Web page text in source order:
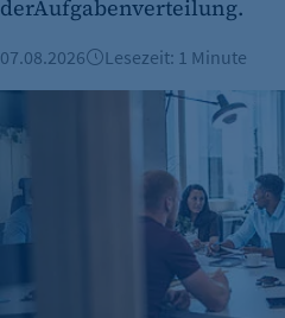
derAufgabenverteilung.
07.08.2026 Lesezeit: 1 Minute
Gründungszahlen steigen,